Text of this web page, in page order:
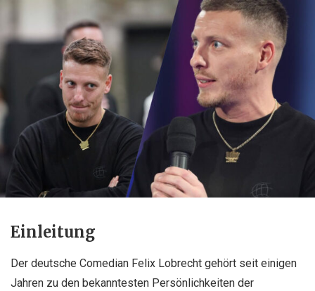
Einleitung
Der deutsche Comedian Felix Lobrecht gehört seit einigen
Jahren zu den bekanntesten Persönlichkeiten der